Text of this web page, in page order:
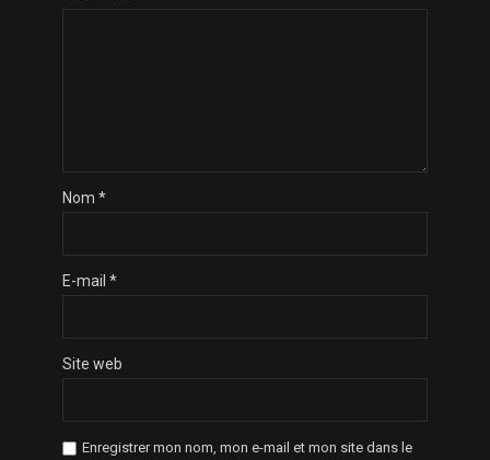
Nom *
E-mail *
Site web
Enregistrer mon nom, mon e-mail et mon site dans le